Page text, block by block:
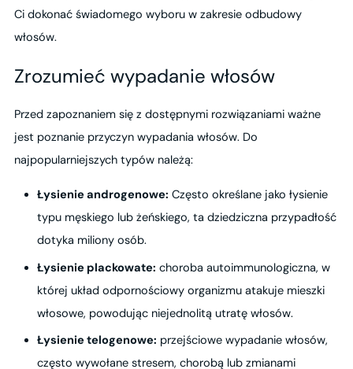
Ci dokonać świadomego wyboru w zakresie odbudowy
włosów.
Zrozumieć wypadanie włosów
Przed zapoznaniem się z dostępnymi rozwiązaniami ważne
jest poznanie przyczyn wypadania włosów. Do
najpopularniejszych typów należą:
Łysienie androgenowe: Często określane jako łysienie
typu męskiego lub żeńskiego, ta dziedziczna przypadłość
dotyka miliony osób.
Łysienie plackowate: choroba autoimmunologiczna, w
której układ odpornościowy organizmu atakuje mieszki
włosowe, powodując niejednolitą utratę włosów.
Łysienie telogenowe: przejściowe wypadanie włosów,
często wywołane stresem, chorobą lub zmianami